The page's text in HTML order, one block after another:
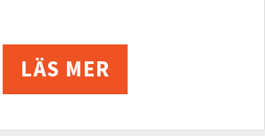
LÄS MER